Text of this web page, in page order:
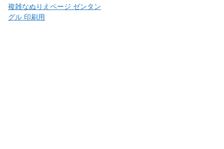
複雑なぬりえページ ゼンタン
グル 印刷用